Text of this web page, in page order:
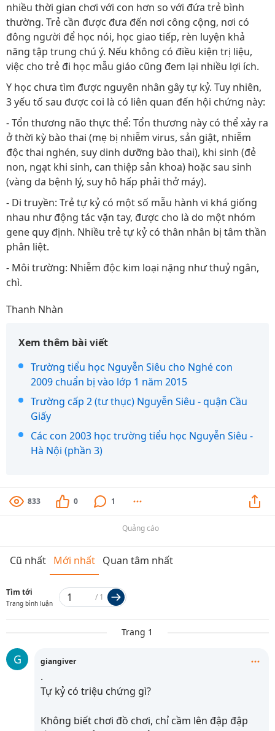
nhiều thời gian chơi với con hơn so với đứa trẻ bình
thường. Trẻ cần được đưa đến nơi công cộng, nơi có
đông người để học nói, học giao tiếp, rèn luyện khả
năng tập trung chú ý. Nếu không có điều kiện trị liệu,
việc cho trẻ đi học mẫu giáo cũng đem lại nhiều lợi ích.
Y học chưa tìm được nguyên nhân gây tự kỷ. Tuy nhiên,
3 yếu tố sau được coi là có liên quan đến hội chứng này:
- Tổn thương não thực thể: Tổn thương này có thể xảy ra
ở thời kỳ bào thai (mẹ bị nhiễm virus, sản giật, nhiễm
độc thai nghén, suy dinh dưỡng bào thai), khi sinh (đẻ
non, ngạt khi sinh, can thiệp sản khoa) hoặc sau sinh
(vàng da bệnh lý, suy hô hấp phải thở máy).
- Di truyền: Trẻ tự kỷ có một số mẫu hành vi khá giống
nhau như động tác vặn tay, được cho là do một nhóm
gene quy định. Nhiều trẻ tự kỷ có thân nhân bị tâm thần
phân liệt.
- Môi trường: Nhiễm độc kim loại nặng như thuỷ ngân,
chì.
Thanh Nhàn
Xem thêm bài viết
Trường tiểu học Nguyễn Siêu cho Nghé con
2009 chuẩn bị vào lớp 1 năm 2015
Trường cấp 2 (tư thục) Nguyễn Siêu - quận Cầu
Giấy
Các con 2003 học trường tiểu học Nguyễn Siêu -
Hà Nội (phần 3)
833 0 1
Quảng cáo
Cũ nhất Mới nhất Quan tâm nhất
Tìm tới
Trang bình luận
/ 1
Trang 1
G giangiver
.
Tự kỷ có triệu chứng gì?
Không biết chơi đồ chơi, chỉ cầm lên đập đập